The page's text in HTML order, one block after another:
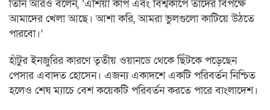
তিনি আরও বলেন, ‘এশিয়া কাপ এবং বিশ্বকাপে তাদের বিপক্ষে
আমাদের খেলা আছে। আশা করি, আমরা ভুলগুলো কাটিয়ে উঠতে
পারবো।’
হাঁটুর ইনজুরির কারণে তৃতীয় ওয়ানডে থেকে ছিঁটকে পড়েছেন
পেসার এবাদত হোসেন। এজন্য একাদশে একটি পরিবর্তন নিশ্চিত
হলেও শেষ ম্যাচে বেশ কয়েকটি পরিবর্তন করতে পারে বাংলাদেশ।